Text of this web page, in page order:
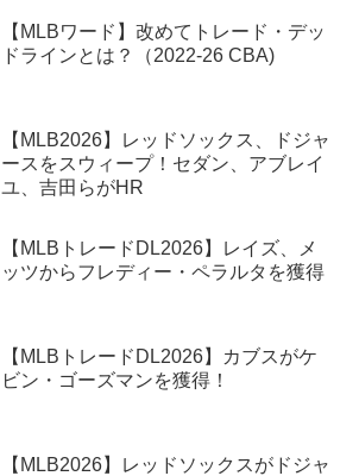
【MLBワード】改めてトレード・デッ
ドラインとは？（2022-26 CBA)
【MLB2026】レッドソックス、ドジャ
ースをスウィープ！セダン、アブレイ
ユ、吉田らがHR
【MLBトレードDL2026】レイズ、メ
ッツからフレディー・ペラルタを獲得
【MLBトレードDL2026】カブスがケ
ビン・ゴーズマンを獲得！
【MLB2026】レッドソックスがドジャ